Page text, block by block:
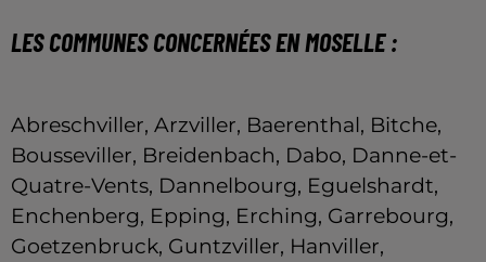
LES COMMUNES CONCERNÉES EN MOSELLE :
Abreschviller, Arzviller, Baerenthal, Bitche,
Bousseviller, Breidenbach, Dabo, Danne-et-
Quatre-Vents, Dannelbourg, Eguelshardt,
Enchenberg, Epping, Erching, Garrebourg,
Goetzenbruck, Guntzviller, Hanviller,